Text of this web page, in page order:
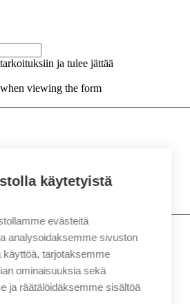
ja tulee jättää
viewing the form
Etunimi
Sukunimi
käytetyistä
evästeitä
analysoidaksemme sivuston
tarjotaksemme
ominaisuuksia sekä
ja räätälöidäksemme sisältöä